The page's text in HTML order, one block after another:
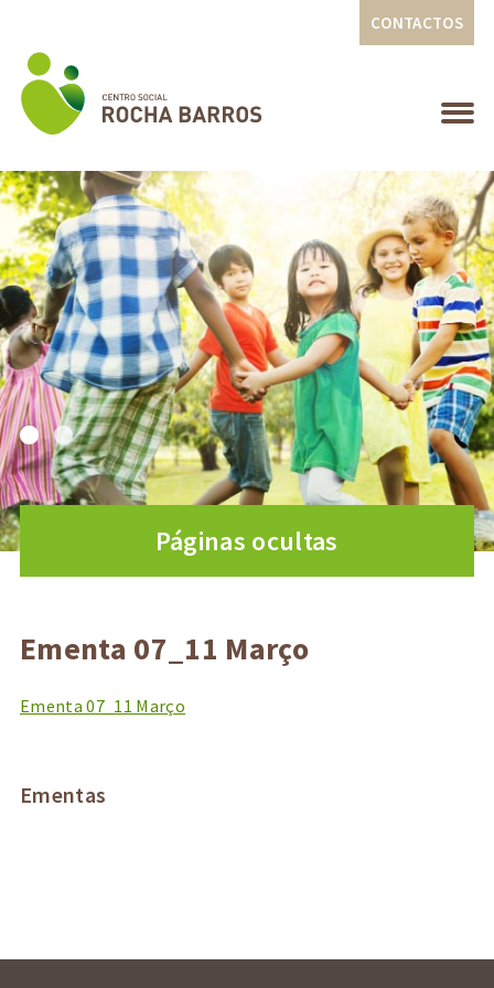
CONTACTOS
Páginas ocultas
Ementas
Ementa 07_11 Março
Ementa 07_11 Março